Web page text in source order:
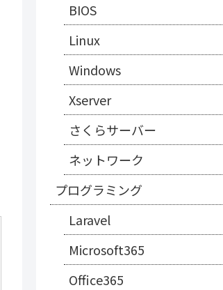
BIOS
Linux
Windows
Xserver
さくらサーバー
ネットワーク
プログラミング
Laravel
Microsoft365
Office365